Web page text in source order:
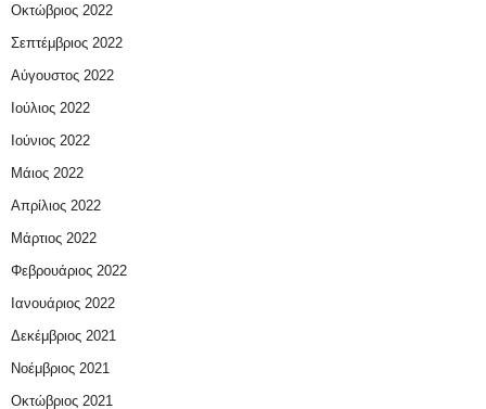
Οκτώβριος 2022
Σεπτέμβριος 2022
Αύγουστος 2022
Ιούλιος 2022
Ιούνιος 2022
Μάιος 2022
Απρίλιος 2022
Μάρτιος 2022
Φεβρουάριος 2022
Ιανουάριος 2022
Δεκέμβριος 2021
Νοέμβριος 2021
Οκτώβριος 2021